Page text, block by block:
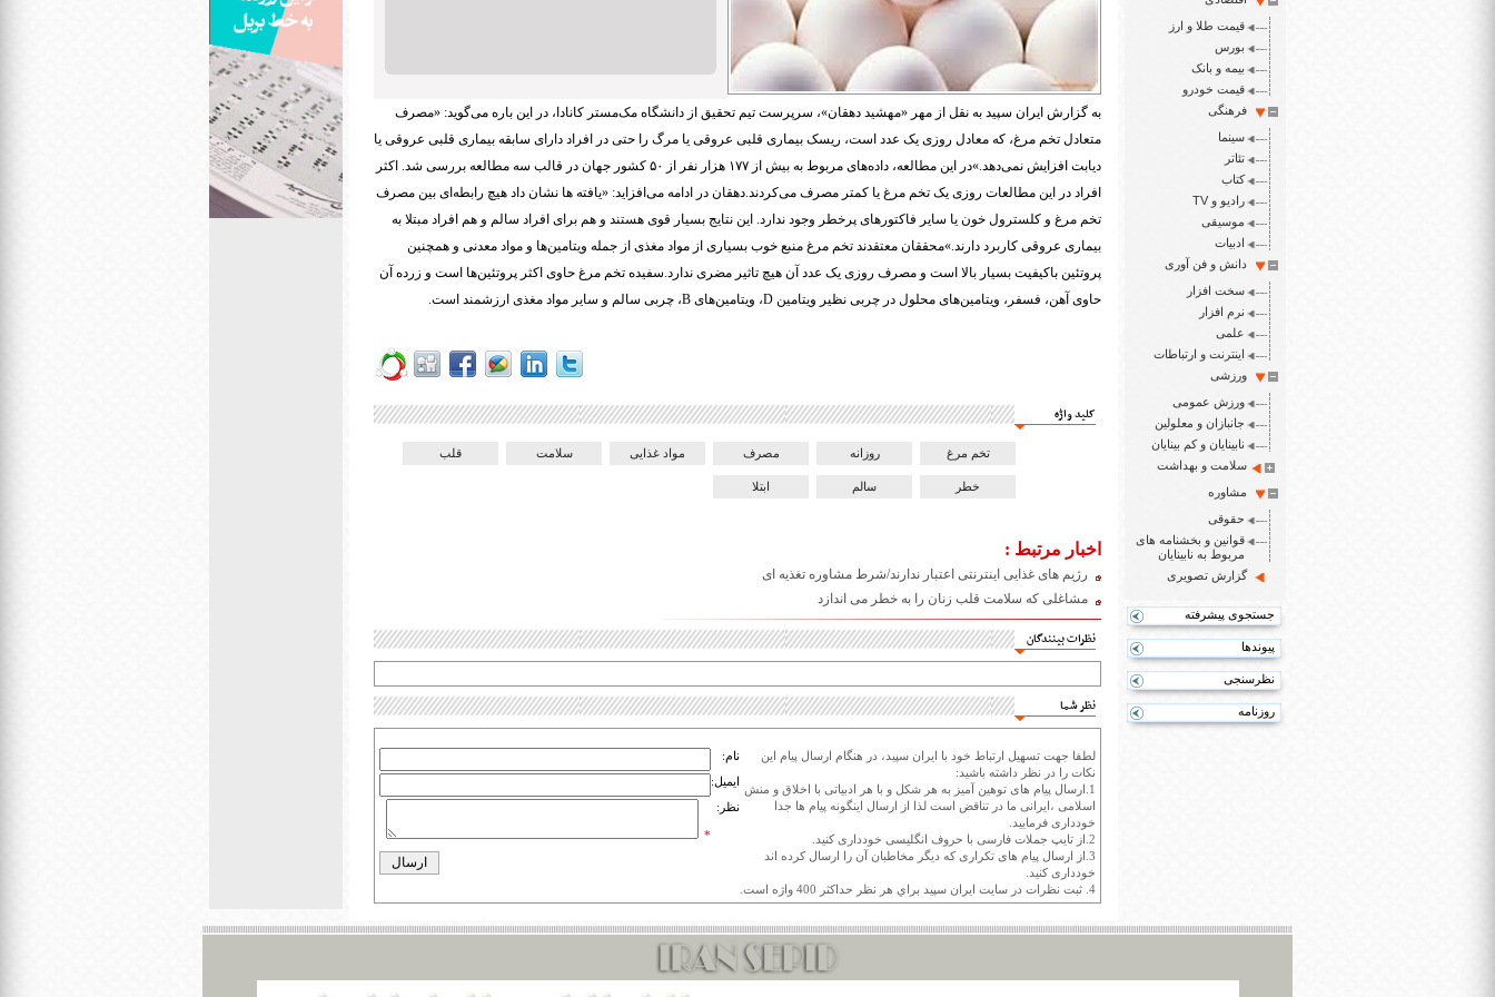
قیمت طلا و ارز
بورس
بیمه و بانک
قیمت خودرو
فرهنگی
سینما
تئاتر
کتاب
رادیو و TV
موسیقی
ادبیات
دانش و فن آوری
سخت افزار
نرم افزار
علمی
اینترنت و ارتباطات
ورزشی
ورزش عمومی
جانبازان و معلولین
نابینایان و کم بینایان
سلامت و بهداشت
مشاوره
حقوقی
قوانین و بخشنامه های
مربوط به نابینایان
گزارش تصویری
جستجوی پیشرفته
پیوندها
نظرسنجی
روزنامه
به گزارش ایران سپید به نقل از مهر «مهشید دهقان»، سرپرست تیم تحقیق از دانشگاه مک‌مستر کانادا، در این باره می‌گوید: «مصرف
متعادل تخم مرغ، که معادل روزی یک عدد است، ریسک بیماری قلبی عروقی یا مرگ را حتی در افراد دارای سابقه بیماری قلبی عروقی یا
دیابت افزایش نمی‌دهد.»در این مطالعه، داده‌های مربوط به بیش از ۱۷۷ هزار نفر از ۵۰ کشور جهان در قالب سه مطالعه بررسی شد. اکثر
افراد در این مطالعات روزی یک تخم مرغ یا کمتر مصرف می‌کردند.دهقان در ادامه می‌افزاید: «یافته ها نشان داد هیچ رابطه‌ای بین مصرف
تخم مرغ و کلسترول خون یا سایر فاکتورهای پرخطر وجود ندارد. این نتایج بسیار قوی هستند و هم برای افراد سالم و هم افراد مبتلا به
بیماری عروقی کاربرد دارند.»محققان معتقدند تخم مرغ منبع خوب بسیاری از مواد مغذی از جمله ویتامین‌ها و مواد معدنی و همچنین
پروتئین باکیفیت بسیار بالا است و مصرف روزی یک عدد آن هیچ تاثیر مضری ندارد.سفیده تخم مرغ حاوی اکثر پروتئین‌ها است و زرده آن
حاوی آهن، فسفر، ویتامین‌های محلول در چربی نظیر ویتامین D، ویتامین‌های B، چربی سالم و سایر مواد مغذی ارزشمند است.
کلید واژه
تخم مرغ روزانه مصرف مواد غذایی سلامت قلب
خطر سالم ابتلا
اخبار مرتبط :
رژیم های غذایی اینترنتی اعتبار ندارند/شرط مشاوره تغذیه ای
مشاغلی که سلامت قلب زنان را به خطر می اندازد
نظرات بینندگان
نظر شما
لطفا جهت تسهیل ارتباط خود با ایران سپید، در هنگام ارسال پیام این
نکات را در نظر داشته باشید:
1.ارسال پیام های توهین آمیز به هر شکل و با هر ادبیاتی با اخلاق و منش
اسلامی ،ایرانی ما در تناقض است لذا از ارسال اینگونه پیام ها جدا
خودداری فرمایید.
2.از تایپ جملات فارسی با حروف انگلیسی خودداری کنید.
3.از ارسال پیام های تکراری که دیگر مخاطبان آن را ارسال کرده اند
خودداری کنید.
4. ثبت نظرات در سايت ايران سپيد براي هر نظر حداکثر 400 واژه است.
نام:
ایمیل:
نظر:
*